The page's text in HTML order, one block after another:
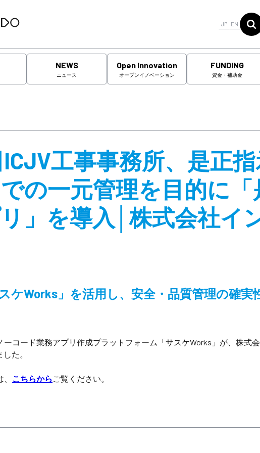
JP EN
NEWS
ニュース
Open Innovation
オープンイノベーション
FUNDING
資金・補助金
工事事務所、是正
の一元管理を目的に「
」を導入│株式会社イ
ケWorks」を活用し、安全・品質管理の確実
コード業務アプリ作成プラットフォーム「サスケWorks」が、株式
た。
こちらから ご覧ください。